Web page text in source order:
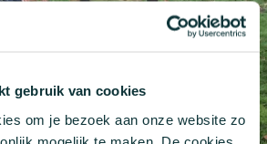
gebruik van cookies
om je bezoek aan onze website zo
mogelijk te maken. De cookies